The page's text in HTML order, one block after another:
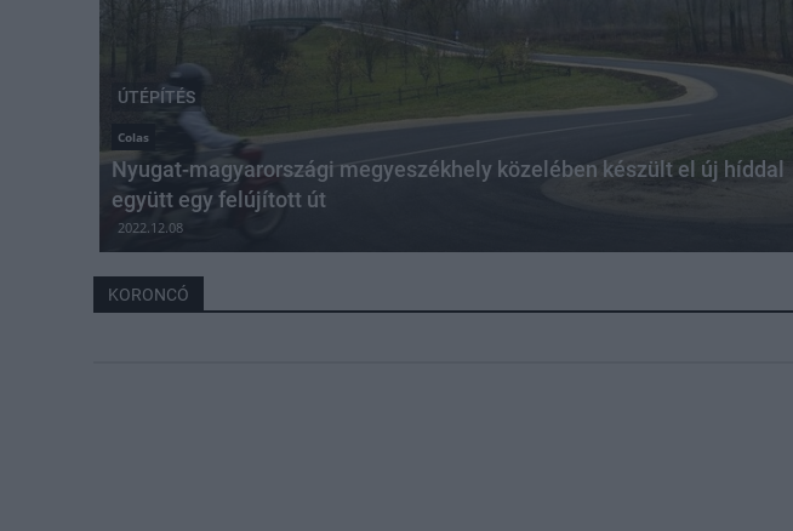
ÚTÉPÍTÉS
Colas
Nyugat-magyarországi megyeszékhely közelében készült el új híddal
együtt egy felújított út
2022.12.08
KORONCÓ